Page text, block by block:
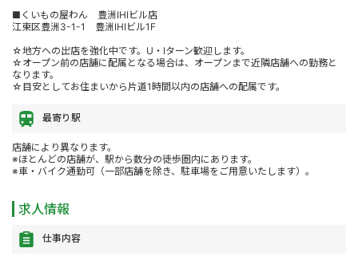
■くいもの屋わん 豊洲IHIビル店
江東区豊洲3-1-1 豊洲IHIビル1F
☆地方への出店を強化中です。U・Iターン歓迎します。
☆オープン前の店舗に配属となる場合は、オープンまで近隣店舗への勤務と
なります。
☆目安としてお住まいから片道1時間以内の店舗への配属です。
最寄り駅
店舗により異なります。
※ほとんどの店舗が、駅から数分の徒歩圏内にあります。
※車・バイク通勤可（一部店舗を除き、駐車場をご用意いたします）。
求人情報
仕事内容